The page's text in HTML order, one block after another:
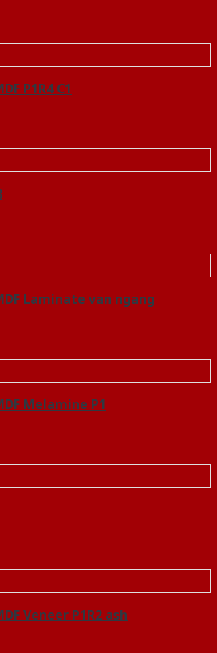
P1R4 C1
Laminate van ngang
Melamine P1
Veneer P1R2 ash